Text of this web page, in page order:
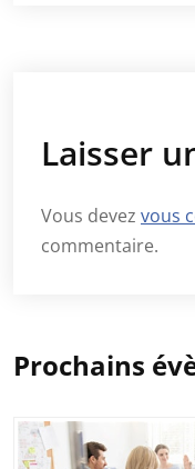
Laisser
Vous devez vous
commentaire.
Prochains